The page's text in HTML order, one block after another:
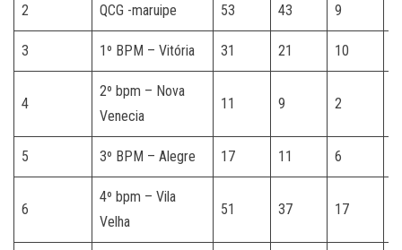
2 QCG -maruipe 53 43 9
3 1º BPM – Vitória 31 21 10
4
2º bpm – Nova
Venecia
11 9 2
5 3º BPM – Alegre 17 11 6
6
4º bpm – Vila
Velha
51 37 17